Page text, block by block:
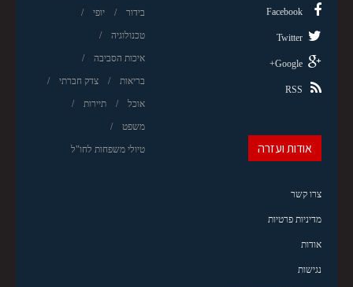
בידור יופי
טכנולוגיה
איכות הסביבה
בריאות צדק חברתי
אוכל תיירות
משפט
טיולי משפחות לחו"ל
Facebook
Twitter
Google+
RSS
אודות ועזרה
צרו קשר
מדיניות פרטיות
אודות
נגישות